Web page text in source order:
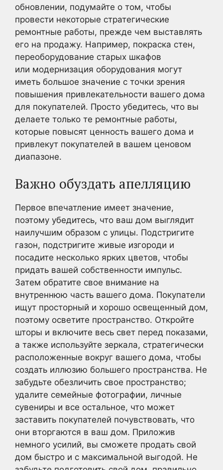
обновлении, подумайте о том, чтобы
провести некоторые стратегические
ремонтные работы, прежде чем выставлять
его на продажу. Например, покраска стен,
переоборудование старых шкафов
или модернизация оборудования могут
иметь большое значение с точки зрения
повышения привлекательности вашего дома
для покупателей. Просто убедитесь, что вы
делаете только те ремонтные работы,
которые повысят ценность вашего дома и
привлекут покупателей в вашем ценовом
диапазоне.
Важно обуздать апелляцию
Первое впечатление имеет значение,
поэтому убедитесь, что ваш дом выглядит
наилучшим образом с улицы. Подстригите
газон, подстригите живые изгороди и
посадите несколько ярких цветов, чтобы
придать вашей собственности импульс.
Затем обратите свое внимание на
внутреннюю часть вашего дома. Покупатели
ищут просторный и хорошо освещенный дом,
поэтому осветите пространство. Откройте
шторы и включите весь свет перед показами,
а также используйте зеркала, стратегически
расположенные вокруг вашего дома, чтобы
создать иллюзию большего пространства. Не
забудьте обезличить свое пространство;
удалите семейные фотографии, личные
сувениры и все остальное, что может
заставить покупателей почувствовать, что
они вторгаются в ваш дом. Приложив
немного усилий, вы сможете продать свой
дом быстро и с максимальной выгодой. Не